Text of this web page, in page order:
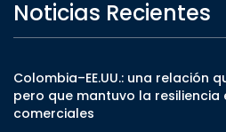
Noticias Recientes
Colombia–EE.UU.: una relación
pero que mantuvo la resiliencia
comerciales